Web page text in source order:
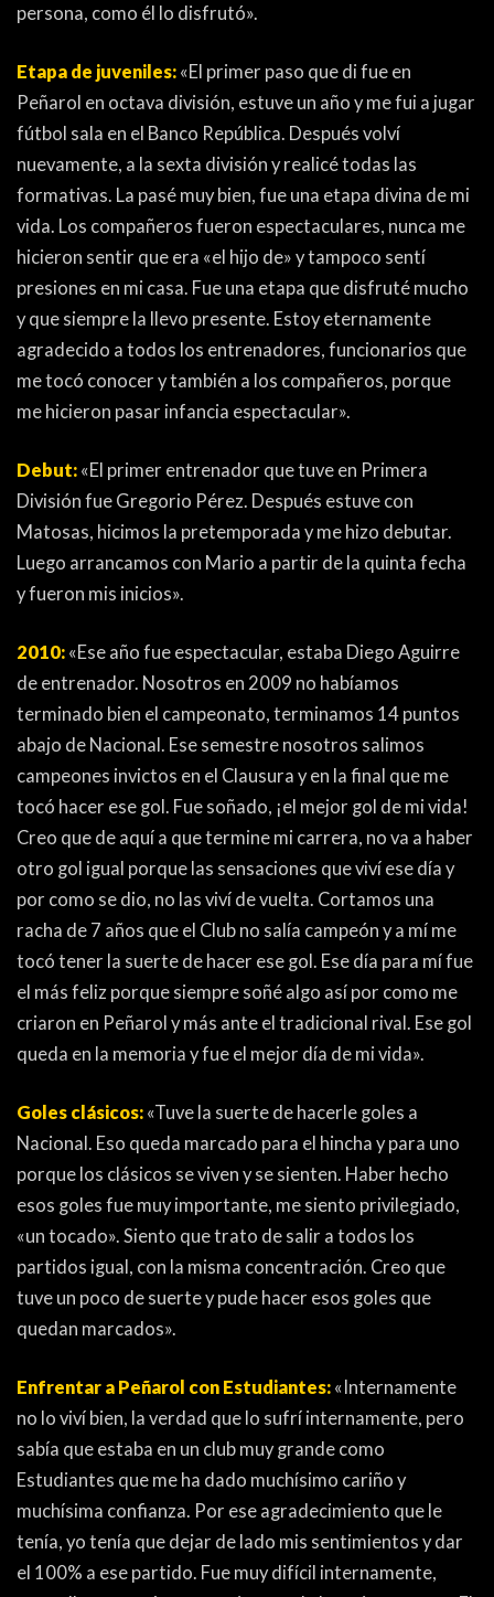
EDITORIALES
persona, como él lo disfrutó».
Etapa de juveniles: «El primer paso que di fue en
Peñarol en octava división, estuve un año y me fui a jugar
fútbol sala en el Banco República. Después volví
nuevamente, a la sexta división y realicé todas las
formativas. La pasé muy bien, fue una etapa divina de mi
vida. Los compañeros fueron espectaculares, nunca me
hicieron sentir que era «el hijo de» y tampoco sentí
presiones en mi casa. Fue una etapa que disfruté mucho
y que siempre la llevo presente. Estoy eternamente
agradecido a todos los entrenadores, funcionarios que
me tocó conocer y también a los compañeros, porque
me hicieron pasar infancia espectacular».
Debut: «El primer entrenador que tuve en Primera
División fue Gregorio Pérez. Después estuve con
Matosas, hicimos la pretemporada y me hizo debutar.
Luego arrancamos con Mario a partir de la quinta fecha
y fueron mis inicios».
2010: «Ese año fue espectacular, estaba Diego Aguirre
de entrenador. Nosotros en 2009 no habíamos
terminado bien el campeonato, terminamos 14 puntos
abajo de Nacional. Ese semestre nosotros salimos
campeones invictos en el Clausura y en la final que me
tocó hacer ese gol. Fue soñado, ¡el mejor gol de mi vida!
Creo que de aquí a que termine mi carrera, no va a haber
otro gol igual porque las sensaciones que viví ese día y
por como se dio, no las viví de vuelta. Cortamos una
racha de 7 años que el Club no salía campeón y a mí me
tocó tener la suerte de hacer ese gol. Ese día para mí fue
el más feliz porque siempre soñé algo así por como me
criaron en Peñarol y más ante el tradicional rival. Ese gol
queda en la memoria y fue el mejor día de mi vida».
Goles clásicos: «Tuve la suerte de hacerle goles a
Nacional. Eso queda marcado para el hincha y para uno
porque los clásicos se viven y se sienten. Haber hecho
esos goles fue muy importante, me siento privilegiado,
«un tocado». Siento que trato de salir a todos los
partidos igual, con la misma concentración. Creo que
tuve un poco de suerte y pude hacer esos goles que
quedan marcados».
Enfrentar a Peñarol con Estudiantes: «Internamente
no lo viví bien, la verdad que lo sufrí internamente, pero
sabía que estaba en un club muy grande como
Estudiantes que me ha dado muchísimo cariño y
muchísima confianza. Por ese agradecimiento que le
tenía, yo tenía que dejar de lado mis sentimientos y dar
el 100% a ese partido. Fue muy difícil internamente,